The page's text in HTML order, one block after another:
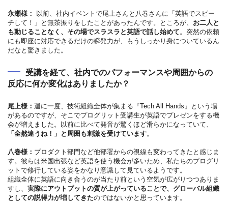
永瀬様：
以前、社内イベントで尾上さんと八巻さんに「英語でスピー
チして！」と無茶振りをしたことがあったんです。ところが、 お二人と
も動じることなく、その場でスラスラと英語で話し始めて 。突然の依頼
にも即座に対応できるだけの瞬発力が、もうしっかり身についているん
だなと驚きました。
受講を経て、社内でのパフォーマンスや周囲からの
反応に何か変化はありましたか？
尾上様： 週に一度、技術組織全体が集まる『Tech All Hands』という場
があるのですが、そこでプログリット受講生が英語でプレゼンをする機
会が増えました。以前に比べて発音が驚くほど滑らかになっていて、
「全然違うね！」と周囲も刺激を受けています。
八巻様： プロダクト部門など他部署からの視線も変わってきたと感じま
す。彼らは米国出張など英語を使う機会が多いため、私たちのプログリ
ットで修行している姿をかなり意識して見ているようです。
組織全体に英語に向き合うのが当たり前という空気が広がりつつありま
すし、 実際にアウトプットの質が上がっていることで、グローバル組織
としての説得力が増してきたのではないかと思っています。